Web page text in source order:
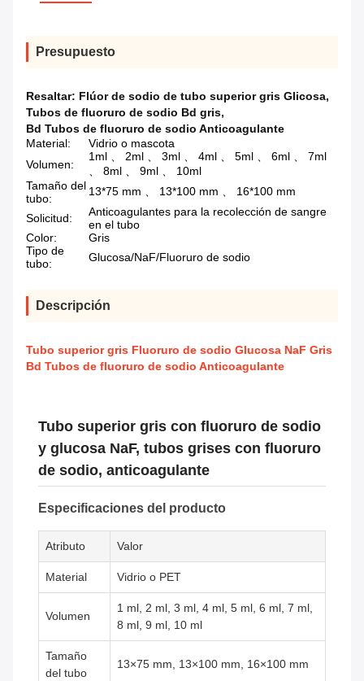
Presupuesto
Resaltar: Flúor de sodio de tubo superior gris Glicosa,
Tubos de fluoruro de sodio Bd gris,
Bd Tubos de fluoruro de sodio Anticoagulante
Material:
Vidrio o mascota
Volumen:
1ml 、 2ml 、 3ml 、 4ml 、 5ml 、 6ml 、 7ml
、 8ml 、 9ml 、 10ml
Tamaño del
tubo:
13*75 mm 、 13*100 mm 、 16*100 mm
Solicitud:
Anticoagulantes para la recolección de sangre
en el tubo
Color:
Gris
Tipo de
tubo:
Glucosa/NaF/Fluoruro de sodio
Descripción
Tubo superior gris Fluoruro de sodio Glucosa NaF Gris
Bd Tubos de fluoruro de sodio Anticoagulante
Tubo superior gris con fluoruro de sodio
y glucosa NaF, tubos grises con fluoruro
de sodio, anticoagulante
Especificaciones del producto
Atributo Valor
Material Vidrio o PET
Volumen
1 ml, 2 ml, 3 ml, 4 ml, 5 ml, 6 ml, 7 ml,
8 ml, 9 ml, 10 ml
Tamaño
del tubo
13×75 mm, 13×100 mm, 16×100 mm